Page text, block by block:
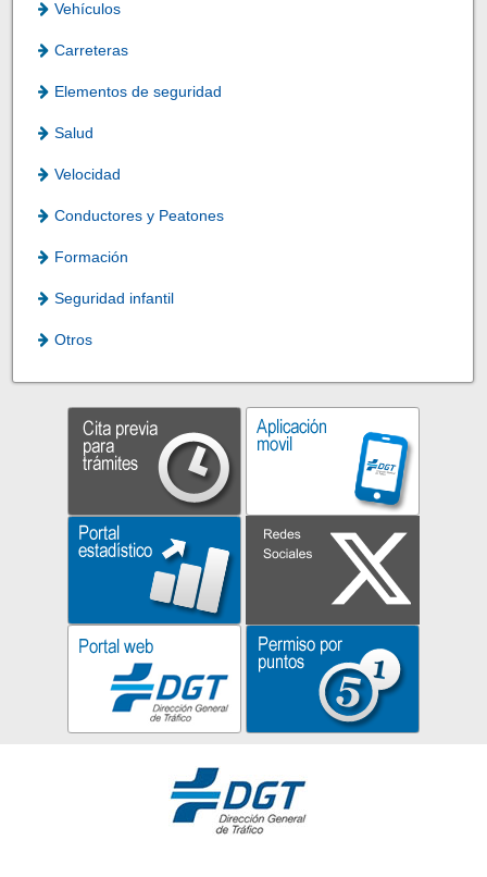
Vehículos
Carreteras
Elementos de seguridad
Salud
Velocidad
Conductores y Peatones
Formación
Seguridad infantil
Otros